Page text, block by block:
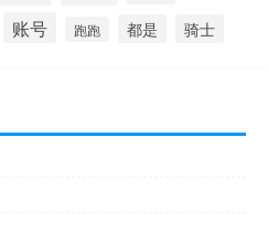
账号 跑跑 都是 骑士